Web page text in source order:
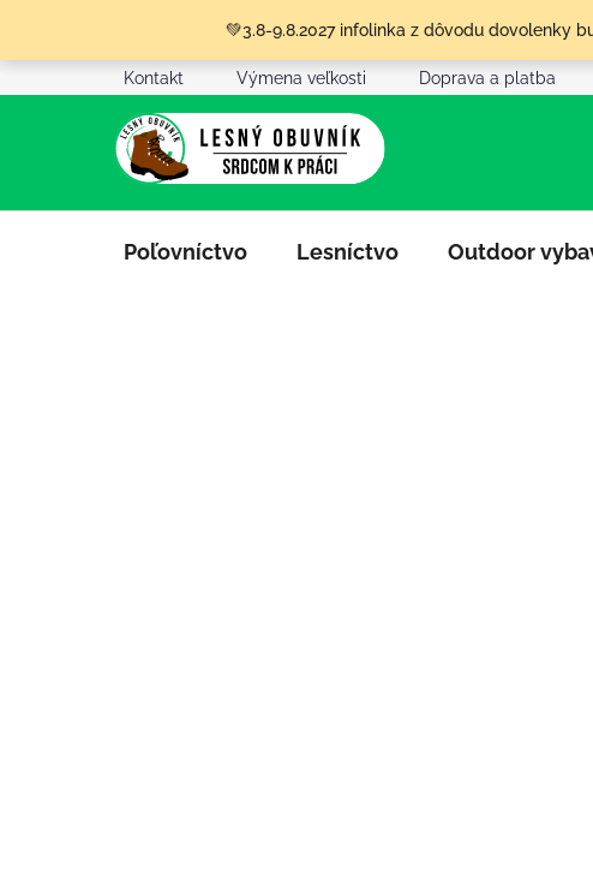
obsah
💚3.8-9.8.2027 infolinka z dôvodu dovolenky
Kontakt Výmena veľkosti Doprava a platba
Poľovníctvo Lesníctvo Outdoor